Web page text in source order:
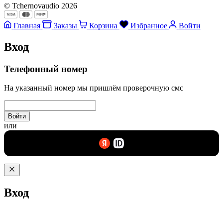
© Tchernovaudio 2026
Главная Заказы Корзина Избранное Войти
Вход
Телефонный номер
На указанный номер мы пришлём проверочную смс
Войти
или
Вход